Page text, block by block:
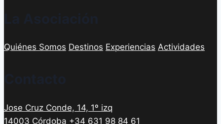
Quiénes Somos Destinos Experiencias Actividades
Jose Cruz Conde, 14, 1º izq
14003 Córdoba +34 631 98 84 61